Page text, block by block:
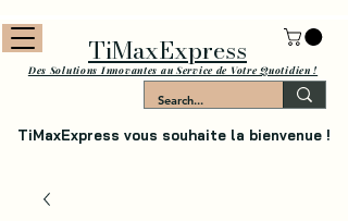
TiMaxExpress vous souhaite la bienvenue !
Des Solutions Innovantes au Service de Votre Quotidien !
TiMaxExpress